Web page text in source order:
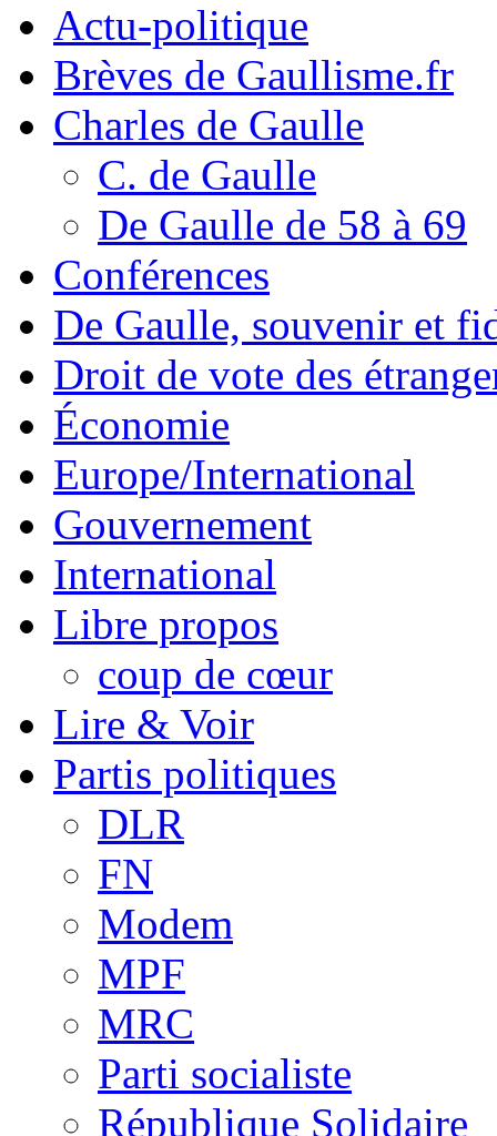
Actu-politique
Brèves de Gaullisme.fr
Charles de Gaulle
C. de Gaulle
De Gaulle de 58 à 69
Conférences
De Gaulle, souvenir et
Droit de vote des
Économie
Europe/International
Gouvernement
International
Libre propos
coup de cœur
Lire & Voir
Partis politiques
DLR
FN
Modem
MPF
MRC
Parti socialiste
République Solidaire